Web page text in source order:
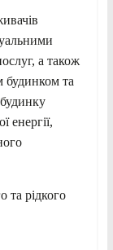
а також
будинком та
енергії,
та рідкого